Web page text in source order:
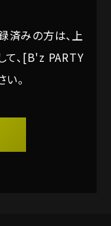
済みの方は、上
て、[B'z PARTY
。